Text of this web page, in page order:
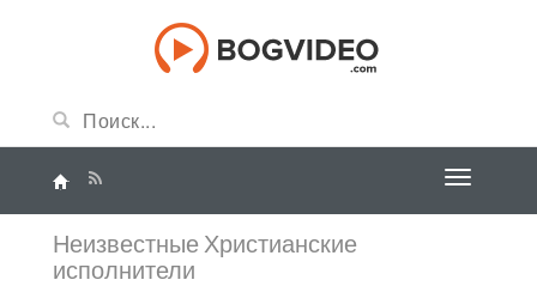
Неизвестные Христианские
исполнители